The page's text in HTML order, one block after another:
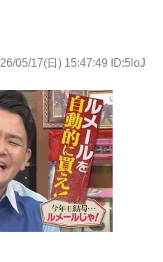
26/05/17(日) 15:47:49 ID:5loJ